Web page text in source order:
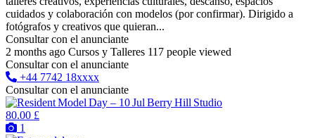
cuidados y colaboración con modelos (por confirmar). Dirigido a
fotógrafos y creativos que quieran...
Consultar con el anunciante
2 months ago Cursos y Talleres 117 people viewed
Consultar con el anunciante
+44 7742 18xxxx
Consultar con el anunciante
80.00 £
1